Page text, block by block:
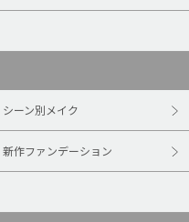
シーン別メイク
新作ファンデーション